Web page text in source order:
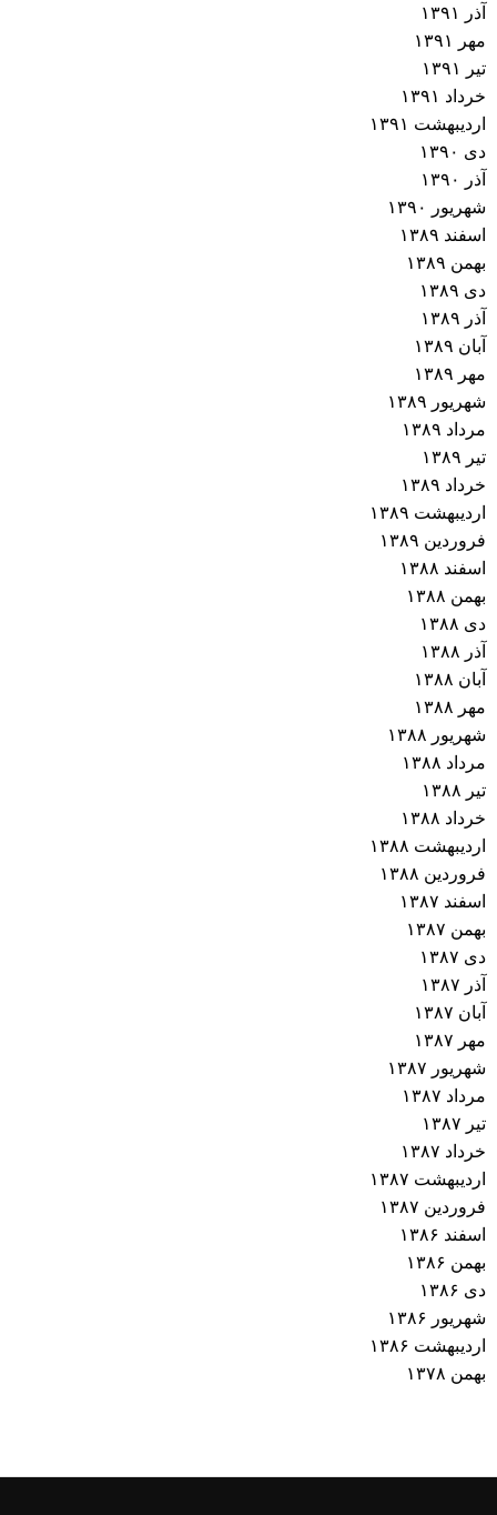
آذر ۱۳۹۱
مهر ۱۳۹۱
تیر ۱۳۹۱
خرداد ۱۳۹۱
اردیبهشت ۱۳۹۱
دی ۱۳۹۰
آذر ۱۳۹۰
شهریور ۱۳۹۰
اسفند ۱۳۸۹
بهمن ۱۳۸۹
دی ۱۳۸۹
آذر ۱۳۸۹
آبان ۱۳۸۹
مهر ۱۳۸۹
شهریور ۱۳۸۹
مرداد ۱۳۸۹
تیر ۱۳۸۹
خرداد ۱۳۸۹
اردیبهشت ۱۳۸۹
فروردین ۱۳۸۹
اسفند ۱۳۸۸
بهمن ۱۳۸۸
دی ۱۳۸۸
آذر ۱۳۸۸
آبان ۱۳۸۸
مهر ۱۳۸۸
شهریور ۱۳۸۸
مرداد ۱۳۸۸
تیر ۱۳۸۸
خرداد ۱۳۸۸
اردیبهشت ۱۳۸۸
فروردین ۱۳۸۸
اسفند ۱۳۸۷
بهمن ۱۳۸۷
دی ۱۳۸۷
آذر ۱۳۸۷
آبان ۱۳۸۷
مهر ۱۳۸۷
شهریور ۱۳۸۷
مرداد ۱۳۸۷
تیر ۱۳۸۷
خرداد ۱۳۸۷
اردیبهشت ۱۳۸۷
فروردین ۱۳۸۷
اسفند ۱۳۸۶
بهمن ۱۳۸۶
دی ۱۳۸۶
شهریور ۱۳۸۶
اردیبهشت ۱۳۸۶
بهمن ۱۳۷۸